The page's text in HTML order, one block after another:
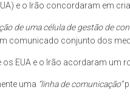
e o Irão concordaram em
de uma célula de gestão de
comunicado conjunto dos
EUA e o Irão acordaram um
uma “linha de comunicação”